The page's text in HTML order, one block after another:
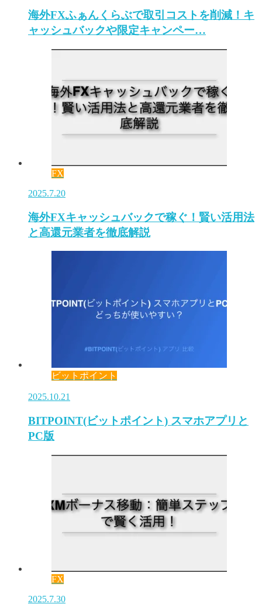
海外FXふぁんくらぶで取引コストを削減！キ
ャッシュバックや限定キャンペー…
FX
2025.7.20
海外FXキャッシュバックで稼ぐ！賢い活用法
と高還元業者を徹底解説
ビットポイント
2025.10.21
BITPOINT(ビットポイント) スマホアプリと
PC版
FX
2025.7.30